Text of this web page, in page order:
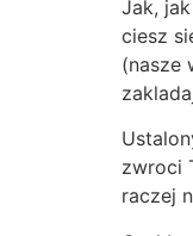
Jak,
ciesz
(nasze
zwroci
raczej